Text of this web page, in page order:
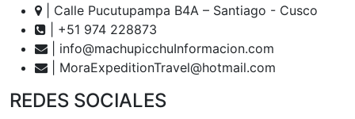
| Calle Pucutupampa B4A – Santiago - Cusco
| +51 974 228873
| info@machupicchuInformacion.com
| MoraExpeditionTravel@hotmail.com
REDES SOCIALES